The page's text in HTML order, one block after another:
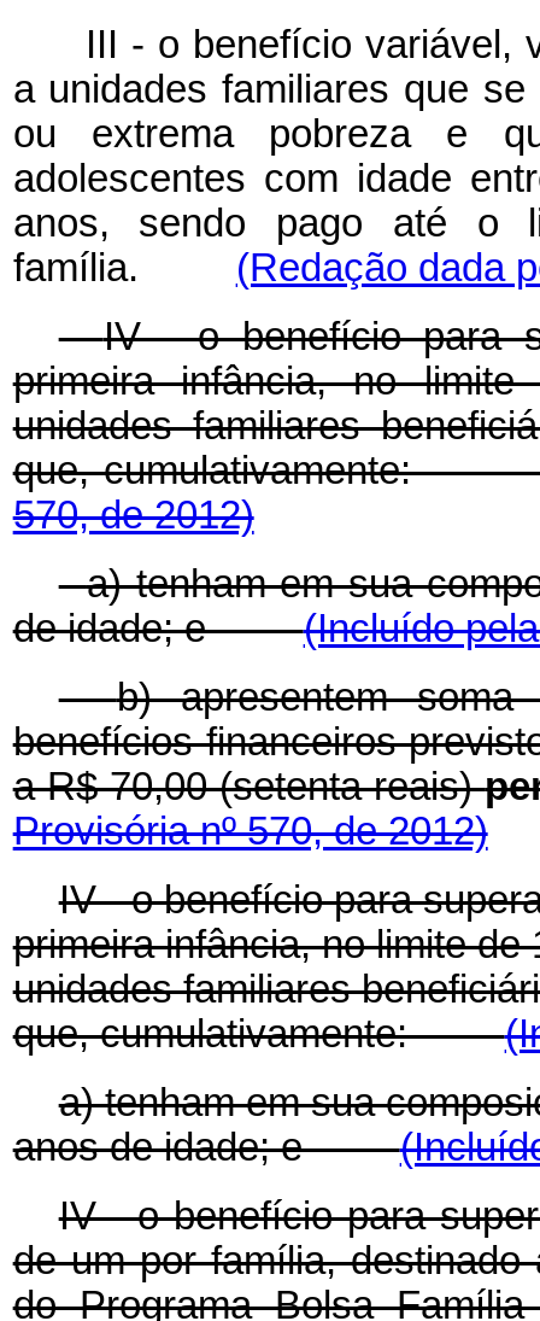
III - o benefício variável,
a unidades familiares que
ou extrema pobreza e
adolescentes com idade
anos, sendo pago até o
família. (Redação dada
IV - o benefício para
primeira infância, no
unidades familiares
que,
570, de 2012)
a) tenham em sua
de idade; e(Incluído
b) apresentem
benefícios financeiros
a R$ 70,00 (setenta reais)
Provisória nº 570, de 2012)
IV - o benefício para
primeira infância, no limite
unidades familiares
que, cumulativamente:
a) tenham em sua
anos de idade; e
IV - o benefício para
de um por família, destinado
do Programa Bolsa